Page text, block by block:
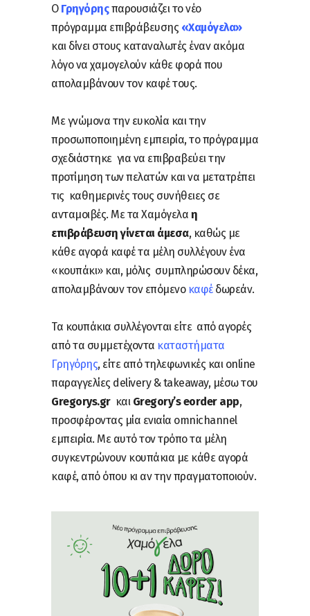
Ο Γρηγόρης παρουσιάζει το νέο
πρόγραμμα επιβράβευσης «Χαμόγελα»
και δίνει στους καταναλωτές έναν ακόμα
λόγο να χαμογελούν κάθε φορά που
απολαμβάνουν τον καφέ τους.
Με γνώμονα την ευκολία και την
προσωποποιημένη εμπειρία, το πρόγραμμα
σχεδιάστηκε για να επιβραβεύει την
προτίμηση των πελατών και να μετατρέπει
τις καθημερινές τους συνήθειες σε
ανταμοιβές. Με τα Χαμόγελα η
επιβράβευση γίνεται άμεσα, καθώς με
κάθε αγορά καφέ τα μέλη συλλέγουν ένα
«κουπάκι» και, μόλις συμπληρώσουν δέκα,
απολαμβάνουν τον επόμενο καφέδωρεάν.
Τα κουπάκια συλλέγονται είτε από αγορές
από τα συμμετέχοντα καταστήματα
Γρηγόρης, είτε από τηλεφωνικές και online
παραγγελίες delivery & takeaway, μέσω του
Gregorys.grκαι Gregory’s eorder app,
προσφέροντας μία ενιαία omnichannel
εμπειρία. Με αυτό τον τρόπο τα μέλη
συγκεντρώνουν κουπάκια με κάθε αγορά
καφέ, από όπου κι αν την πραγματοποιούν.